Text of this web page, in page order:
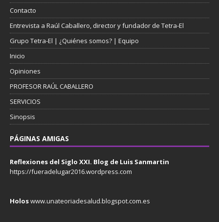
Contacto
Entrevista a Raúl Caballero, director y fundador de Tetra-El
Grupo Tetra-El | ¿Quiénes somos? | Equipo
Inicio
Opiniones
PROFESOR RAÚL CABALLERO
SERVICIOS
Sinopsis
PÁGINAS AMIGAS
Reflexiones del Siglo XXI. Blog de Luis Sanmartin
https://fueradelugar2016.wordpress.com
Holoswww.unateoriadesalud.blogspot.com.es